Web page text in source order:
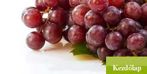
Kezdőlap